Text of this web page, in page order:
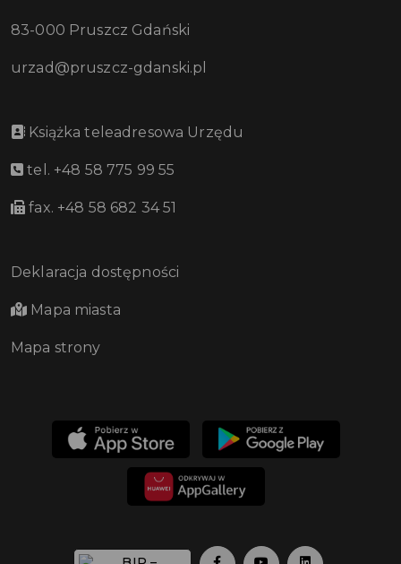
83-000 Pruszcz Gdański
urzad@pruszcz-gdanski.pl
Książka teleadresowa Urzędu
tel. +48 58 775 99 55
fax. +48 58 682 34 51
Deklaracja dostępności
Mapa miasta
Mapa strony